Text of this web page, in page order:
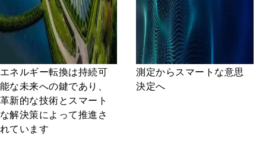
エネルギー転換は持続可
能な未来への鍵であり、
革新的な技術とスマート
な解決策によって推進さ
れています
測定からスマートな意思
決定へ